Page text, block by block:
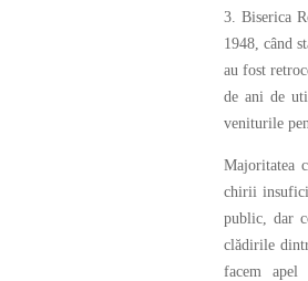
3. Biserica
1948, când
au fost
de ani de
veniturile
Majoritatea
chirii
public, dar
clădirile
facem apel